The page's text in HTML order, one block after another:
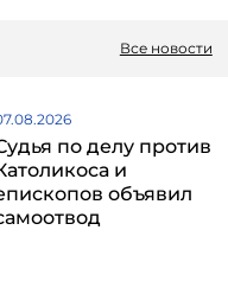
Все новости
по делу против
и
объявил